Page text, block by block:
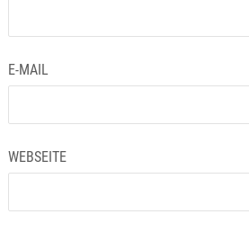
E-MAIL
WEBSEITE